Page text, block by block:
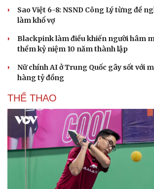
Sao Việt 6-8: NSND Công Lý từng đề
làm khổ vợ
Blackpink làm điều khiến người hâm
thềm kỷ niệm 10 năm thành lập
Nữ chính AI ở Trung Quốc gây sốt với
hàng tỷ đồng
THỂ THAO